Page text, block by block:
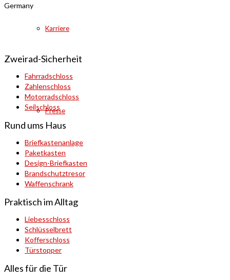
Karriere
Presse
Germany
Zweirad-Sicherheit
Fahrradschloss
Zahlenschloss
Motorradschloss
Seilschloss
Rund ums Haus
Briefkastenanlage
Paketkasten
Design-Briefkasten
Brandschutztresor
Waffenschrank
Praktisch im Alltag
Liebesschloss
Schlüsselbrett
Kofferschloss
Türstopper
Alles für die Tür